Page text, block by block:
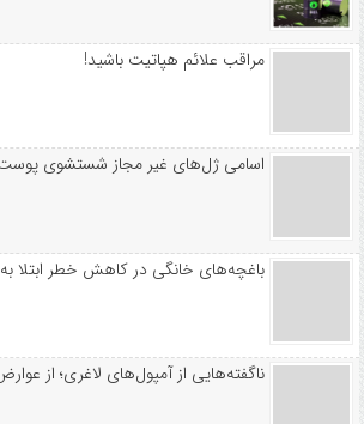
مراقب علائم هپاتیت باشید!
اسامی ژل‌های غیر مجاز شستشوی
باغچه‌های خانگی در کاهش خطر ابتلا به
ناگفته‌هایی از آمپول‌های لاغری؛ از عوارض